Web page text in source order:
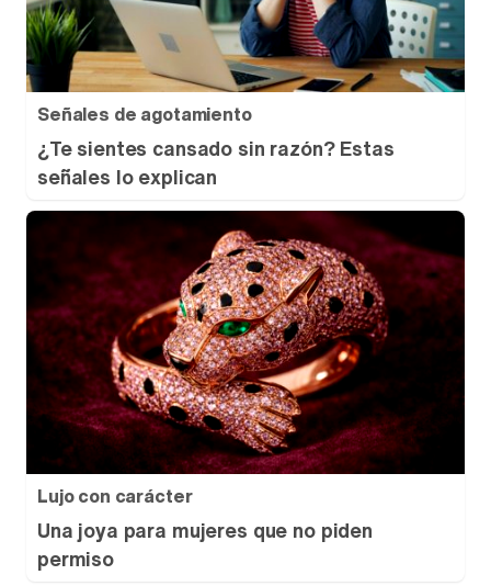
Señales de agotamiento
¿Te sientes cansado sin razón? Estas
señales lo explican
Lujo con carácter
Una joya para mujeres que no piden
permiso